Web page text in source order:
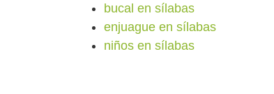
bucal en sílabas
enjuague en sílabas
niños en sílabas